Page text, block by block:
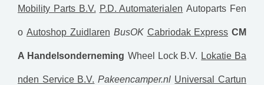
Mobility Parts B.V. P.D. Automaterialen Autoparts Fen
o Autoshop Zuidlaren BusOK Cabriodak Express CM
A Handelsonderneming Wheel Lock B.V. Lokatie Ba
nden Service B.V. Pakeencamper.nl Universal Cartun